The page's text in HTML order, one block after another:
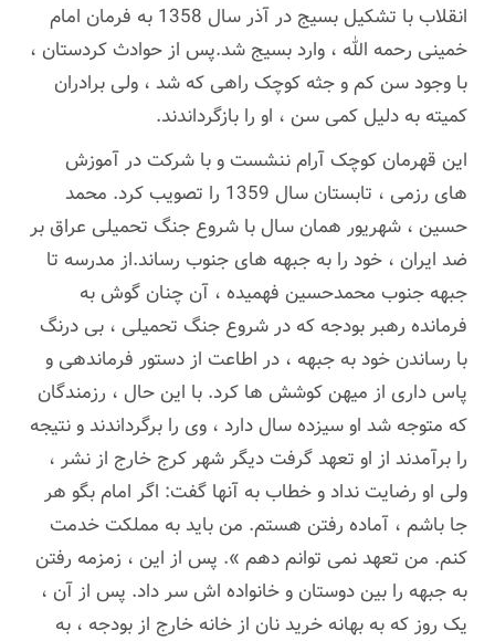
انقلاب با تشکیل بسیج در آذر سال 1358 به فرمان امام
خمینی رحمه الله ، وارد بسیج شد.پس از حوادث کردستان ،
با وجود سن کم و جثه کوچک راهی که شد ، ولی برادران
کمیته به دلیل کمی سن ، او را بازگرداندند.
این قهرمان کوچک آرام ننشست و با شرکت در آموزش
های رزمی ، تابستان سال 1359 را تصویب کرد. محمد
حسین ، شهریور همان سال با شروع جنگ تحمیلی عراق بر
ضد ایران ، خود را به جبهه های جنوب رساند.از مدرسه تا
جبهه جنوب محمدحسین فهمیده ، آن چنان گوش به
فرمانده رهبر بودجه که در شروع جنگ تحمیلی ، بی درنگ
با رساندن خود به جبهه ، در اطاعت از دستور فرماندهی و
پاس داری از میهن کوشش ها کرد. با این حال ، رزمندگان
که متوجه شد او سیزده سال دارد ، وی را برگرداندند و نتیجه
را برآمدند از او تعهد گرفت دیگر شهر کرج خارج از نشر ،
ولی او رضایت نداد و خطاب به آنها گفت: اگر امام بگو هر
جا باشم ، آماده رفتن هستم. من باید به مملکت خدمت
کنم. من تعهد نمی توانم دهم ». پس از این ، زمزمه رفتن
به جبهه را بین دوستان و خانواده اش سر داد. پس از آن ،
یک روز که به بهانه خرید نان از خانه خارج از بودجه ، به